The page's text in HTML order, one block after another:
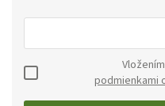
podmienkami